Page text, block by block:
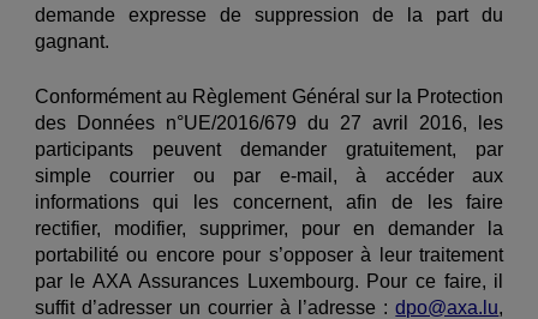
demande expresse de suppression de la part du
gagnant.
Conformément au Règlement Général sur la Protection
des Données n°UE/2016/679 du 27 avril 2016, les
participants peuvent demander gratuitement, par
simple courrier ou par e-mail, à accéder aux
informations qui les concernent, afin de les faire
rectifier, modifier, supprimer, pour en demander la
portabilité ou encore pour s’opposer à leur traitement
par le AXA Assurances Luxembourg. Pour ce faire, il
suffit d’adresser un courrier à l’adresse :dpo@axa.lu,